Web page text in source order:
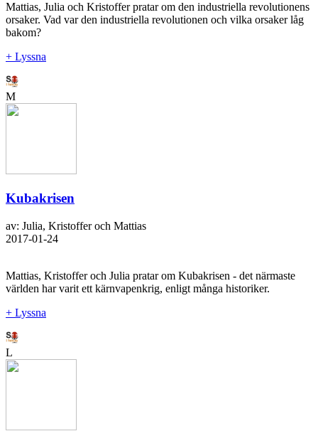
Mattias, Julia och Kristoffer pratar om den industriella revolutionens
orsaker. Vad var den industriella revolutionen och vilka orsaker låg
bakom?
+ Lyssna
M
Kubakrisen
av: Julia, Kristoffer och Mattias
2017-01-24
Mattias, Kristoffer och Julia pratar om Kubakrisen - det närmaste
världen har varit ett kärnvapenkrig, enligt många historiker.
+ Lyssna
L